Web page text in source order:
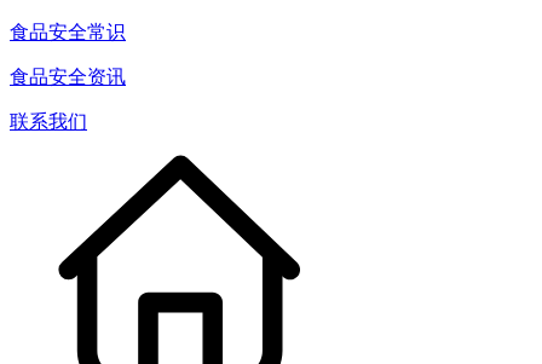
食品安全常识
食品安全资讯
联系我们